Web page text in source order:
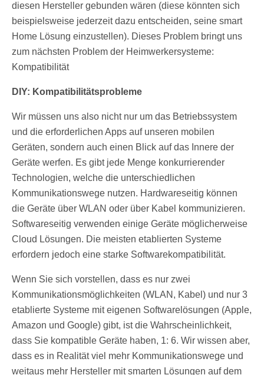
diesen Hersteller gebunden wären (diese könnten sich
beispielsweise jederzeit dazu entscheiden, seine smart
Home Lösung einzustellen). Dieses Problem bringt uns
zum nächsten Problem der Heimwerkersysteme:
Kompatibilität
DIY: Kompatibilitätsprobleme
Wir müssen uns also nicht nur um das Betriebssystem
und die erforderlichen Apps auf unseren mobilen
Geräten, sondern auch einen Blick auf das Innere der
Geräte werfen. Es gibt jede Menge konkurrierender
Technologien, welche die unterschiedlichen
Kommunikationswege nutzen. Hardwareseitig können
die Geräte über WLAN oder über Kabel kommunizieren.
Softwareseitig verwenden einige Geräte möglicherweise
Cloud Lösungen. Die meisten etablierten Systeme
erfordern jedoch eine starke Softwarekompatibilität.
Wenn Sie sich vorstellen, dass es nur zwei
Kommunikationsmöglichkeiten (WLAN, Kabel) und nur 3
etablierte Systeme mit eigenen Softwarelösungen (Apple,
Amazon und Google) gibt, ist die Wahrscheinlichkeit,
dass Sie kompatible Geräte haben, 1: 6. Wir wissen aber,
dass es in Realität viel mehr Kommunikationswege und
weitaus mehr Hersteller mit smarten Lösungen auf dem